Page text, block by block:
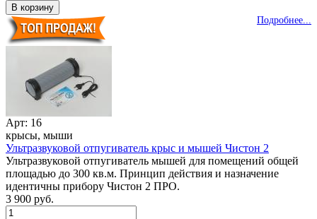
Подробнее...
Арт: 16
крысы, мыши
Ультразвуковой отпугиватель крыс и мышей Чистон 2
Ультразвуковой отпугиватель мышей для помещений общей
площадью до 300 кв.м. Принцип действия и назначение
идентичны прибору Чистон 2 ПРО.
3 900 руб.